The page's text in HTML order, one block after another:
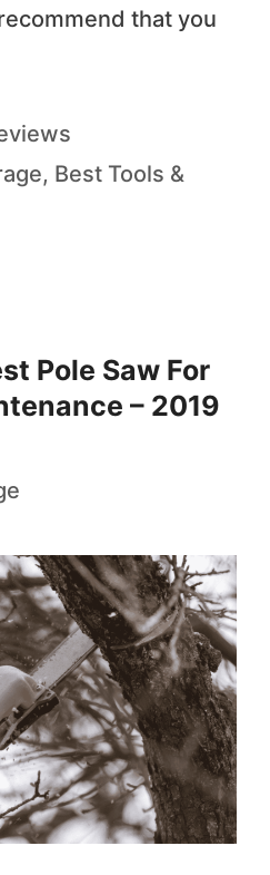
that you
, Best Tools &
Pole Saw For
– 2019